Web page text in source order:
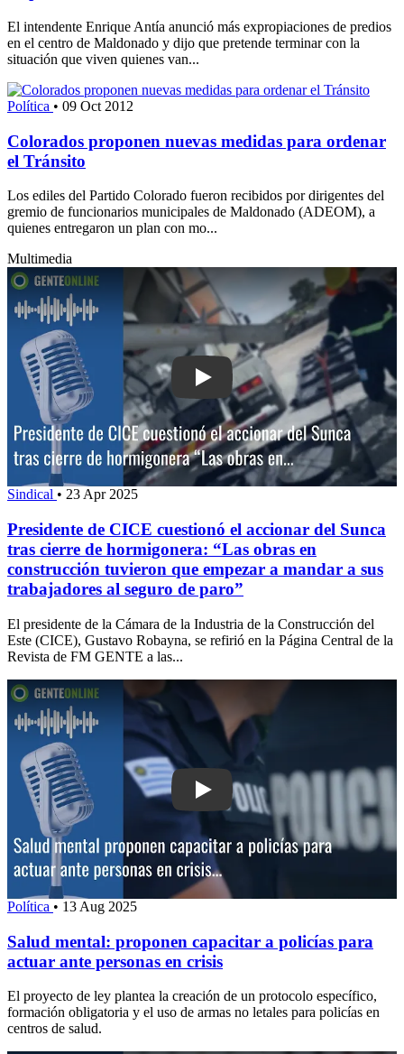
El intendente Enrique Antía anunció más expropiaciones de predios
en el centro de Maldonado y dijo que pretende terminar con la
situación que viven quienes van...
Política • 09 Oct 2012
Colorados proponen nuevas medidas para ordenar
el Tránsito
Los ediles del Partido Colorado fueron recibidos por dirigentes del
gremio de funcionarios municipales de Maldonado (ADEOM), a
quienes entregaron un plan con mo...
Multimedia
Play: Presidente de CICE cuestionó
Sindical • 23 Apr 2025
Presidente de CICE cuestionó el accionar del Sunca
tras cierre de hormigonera: “Las obras en
construcción tuvieron que empezar a mandar a sus
trabajadores al seguro de paro”
El presidente de la Cámara de la Industria de la Construcción del
Este (CICE), Gustavo Robayna, se refirió en la Página Central de la
Revista de FM GENTE a las...
Play: Salud mental: proponen
Política • 13 Aug 2025
Salud mental: proponen capacitar a policías para
actuar ante personas en crisis
El proyecto de ley plantea la creación de un protocolo específico,
formación obligatoria y el uso de armas no letales para policías en
centros de salud.